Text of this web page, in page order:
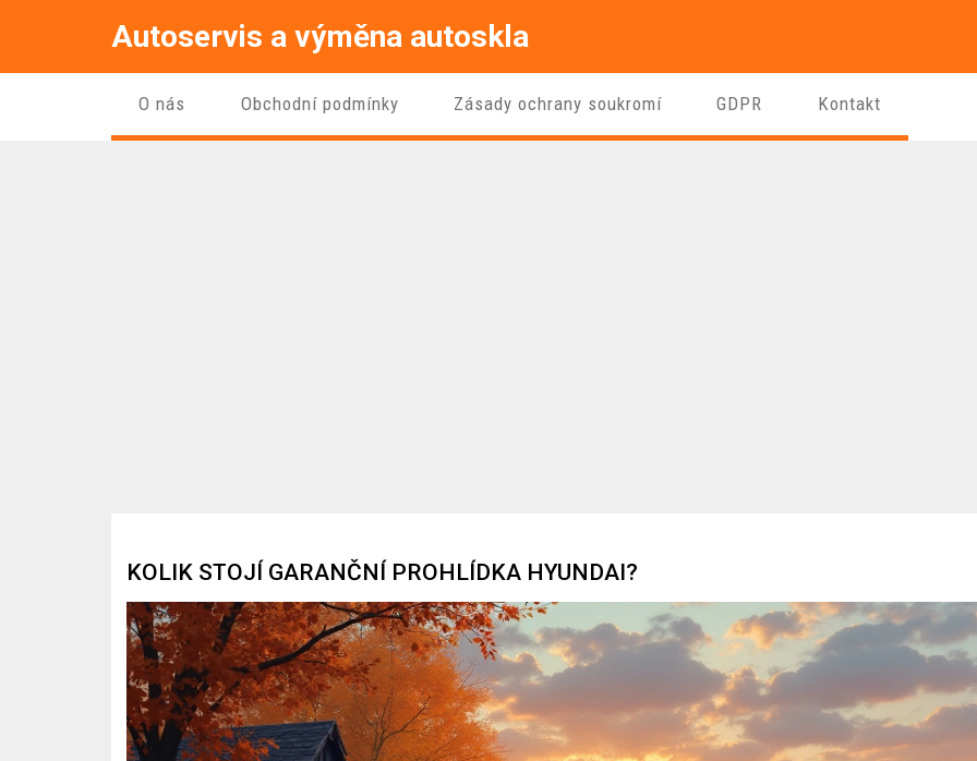
Autoservis a výměna autoskla
O nás Obchodní podmínky Zásady ochrany soukromí GDPR Kontakt
KOLIK STOJÍ GARANČNÍ PROHLÍDKA HYUNDAI?